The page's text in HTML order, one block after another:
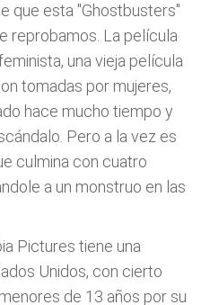
que esta "Ghostbusters"
reprobamos. La película
una vieja película
tomadas por mujeres,
hace mucho tiempo y
Pero a la vez es
culmina con cuatro
a un monstruo en las
Pictures tiene una
Unidos, con cierto
de 13 años por su